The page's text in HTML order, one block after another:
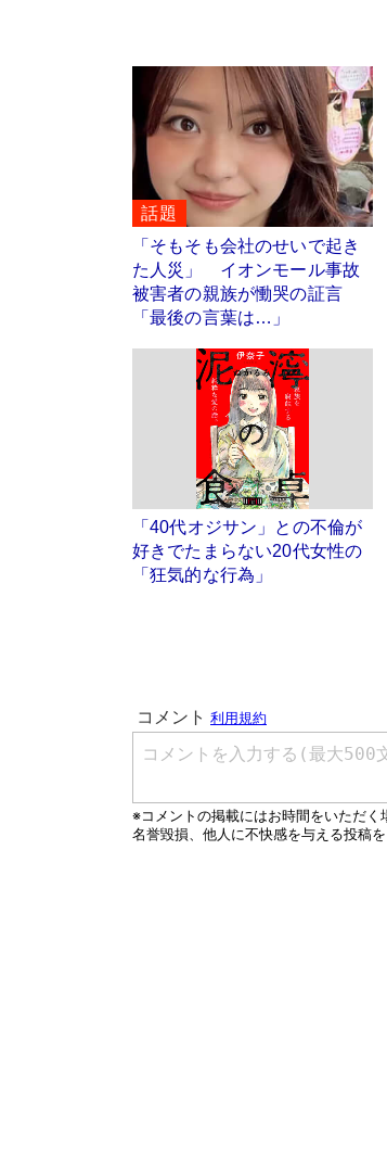
話題
「そもそも会社のせいで起き
た人災」 イオンモール事故
被害者の親族が慟哭の証言
「最後の言葉は…」
「40代オジサン」との不倫が
好きでたまらない20代女性の
「狂気的な行為」